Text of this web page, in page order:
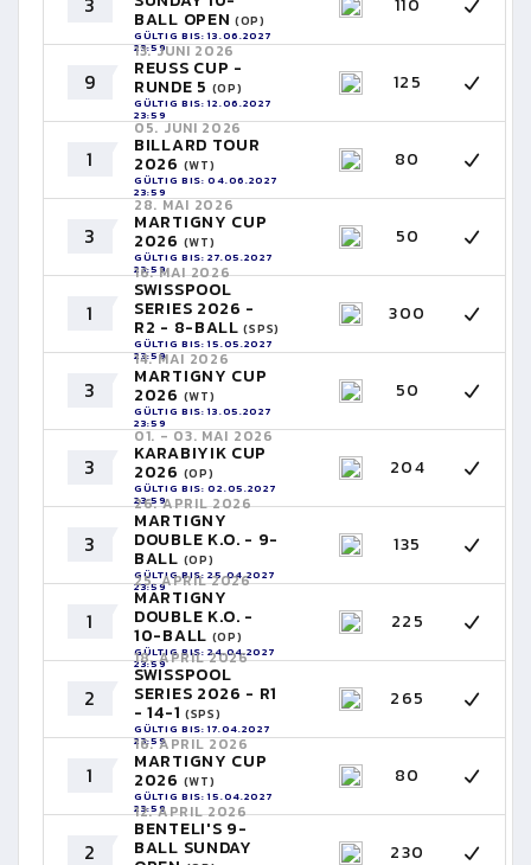
BALL OPEN (OP)
GÜLTIG BIS: 13.06.2027
23:59
110
9
13. JUNI 2026
REUSS CUP -
RUNDE 5 (OP)
GÜLTIG BIS: 12.06.2027
23:59
125
1
05. JUNI 2026
BILLARD TOUR
2026 (WT)
GÜLTIG BIS: 04.06.2027
23:59
80
3
28. MAI 2026
MARTIGNY CUP
2026 (WT)
GÜLTIG BIS: 27.05.2027
23:59
50
1
16. MAI 2026
SWISSPOOL
SERIES 2026 -
R2 - 8-BALL(SPS)
GÜLTIG BIS: 15.05.2027
23:59
300
3
14. MAI 2026
MARTIGNY CUP
2026 (WT)
GÜLTIG BIS: 13.05.2027
23:59
50
3
01. - 03. MAI 2026
KARABIYIK CUP
2026 (OP)
GÜLTIG BIS: 02.05.2027
23:59
204
3
26. APRIL 2026
MARTIGNY
DOUBLE K.O. - 9-
BALL (OP)
GÜLTIG BIS: 25.04.2027
23:59
135
1
25. APRIL 2026
MARTIGNY
DOUBLE K.O. -
10-BALL (OP)
GÜLTIG BIS: 24.04.2027
23:59
225
2
18. APRIL 2026
SWISSPOOL
SERIES 2026 - R1
- 14-1 (SPS)
GÜLTIG BIS: 17.04.2027
23:59
265
1
16. APRIL 2026
MARTIGNY CUP
2026 (WT)
GÜLTIG BIS: 15.04.2027
23:59
80
2
12. APRIL 2026
BENTELI'S 9-
BALL SUNDAY 230